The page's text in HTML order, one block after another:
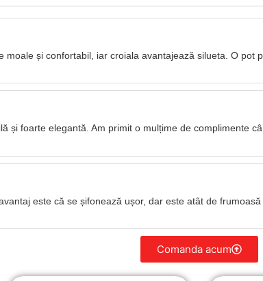
și confortabil, iar croiala avantajează silueta. O pot
și foarte elegantă. Am primit o mulțime de complimente
este că se șifonează ușor, dar este atât de
Comanda acum